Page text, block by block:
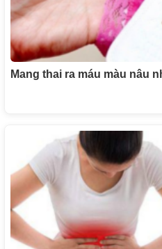
Mang thai ra máu màu nâu